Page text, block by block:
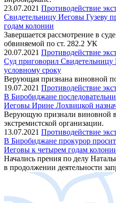
23.07.2021 Противодействие
Свидетельницу Иеговы Гузеву
годам колонии
Завершается рассмотрение в
обвиняемой по ст. 282.2 УК
20.07.2021 Противодействие
Суд приговорил
условному сроку
Верующая признана виновной
19.07.2021 Противодействие
В Биробиджане
Иеговы Ирине Лохвицкой
Верующую признали виновной в
экстремистской организации.
13.07.2021 Противодействие
В Биробиджане прокурор
Иеговы к четырем годам
Начались прения по делу
в продолжении деятельности